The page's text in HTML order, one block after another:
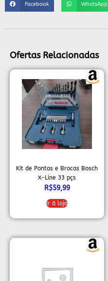
Facebook WhatsApp
Ofertas Relacionadas
Kit de Pontas e Brocas Bosch
X-Line 33 pçs
R$59,99
Ir à loja